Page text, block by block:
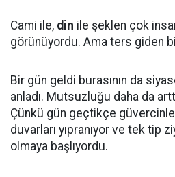
Cami ile, din ile şeklen çok
görünüyordu. Ama ters giden
Bir gün geldi burasının da
anladı. Mutsuzluğu daha da
Çünkü gün geçtikçe
duvarları yıpranıyor ve tek tip
olmaya başlıyordu.